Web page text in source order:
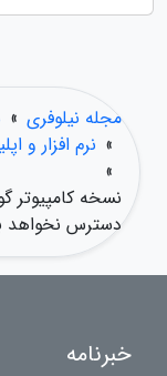
مجله نیلوفری »
» نرم افزار و
»
دسترس نخواهد
خبرنامه